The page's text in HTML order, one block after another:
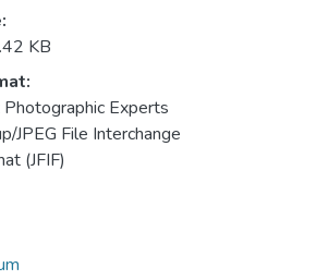
KB
Photographic Experts
JPEG File Interchange
(JFIF)